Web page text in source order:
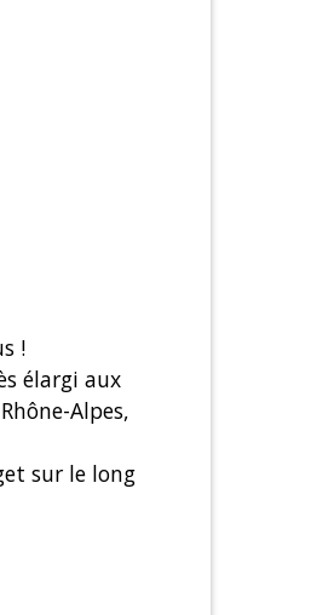
!
élargi aux
Alpes,
sur le long